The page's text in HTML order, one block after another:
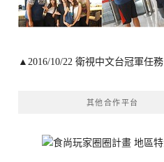
▲2016/10/22 衛視中文台冠軍任務
其他合作平台